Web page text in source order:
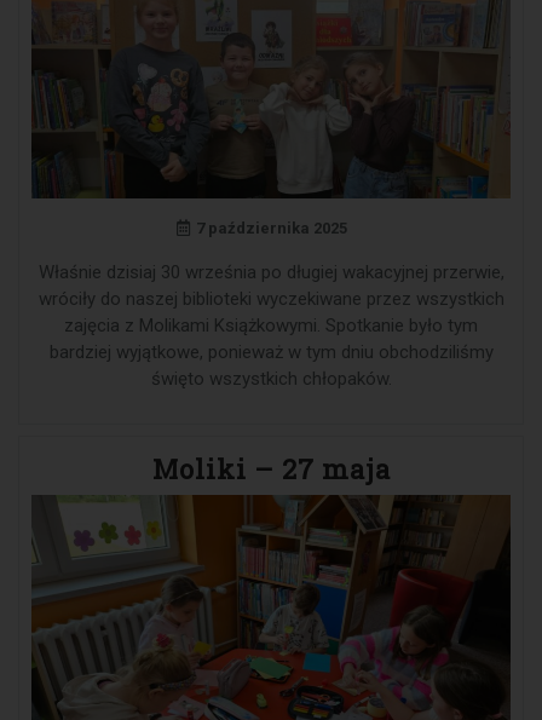
7 października 2025
Właśnie dzisiaj 30 września po długiej wakacyjnej przerwie,
wróciły do naszej biblioteki wyczekiwane przez wszystkich
zajęcia z Molikami Książkowymi. Spotkanie było tym
bardziej wyjątkowe, ponieważ w tym dniu obchodziliśmy
święto wszystkich chłopaków.
Moliki – 27 maja